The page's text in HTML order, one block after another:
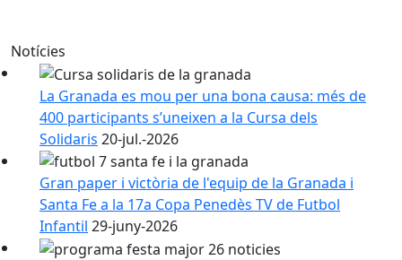
Notícies
La Granada es mou per una bona causa: més de
400 participants s’uneixen a la Cursa dels
Solidaris 20-jul.-2026
Gran paper i victòria de l'equip de la Granada i
Santa Fe a la 17a Copa Penedès TV de Futbol
Infantil 29-juny-2026